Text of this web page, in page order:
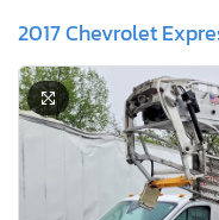
2017 Chevrolet